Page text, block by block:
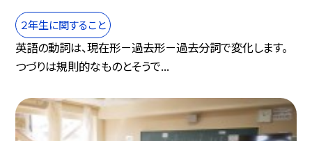
２年生に関すること
英語の動詞は、現在形－過去形－過去分詞で変化します。
つづりは規則的なものとそうで...